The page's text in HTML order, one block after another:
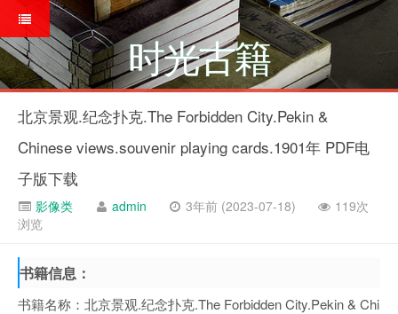
时光古籍
北京景观.纪念扑克.The Forbidden City.Pekin &
Chinese views.souvenir playing cards.1901年 PDF电
子版下载
影像类 admin 3年前 (2023-07-18)
119次
浏览
书籍信息：
书籍名称：北京景观.纪念扑克.The Forbidden City.Pekin & Chi